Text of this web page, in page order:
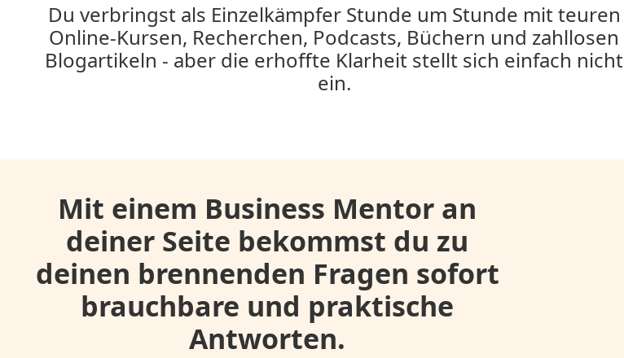
Du verbringst als Einzelkämpfer Stunde um Stunde mit teuren
Online-Kursen, Recherchen, Podcasts, Büchern und zahllosen
Blogartikeln - aber die erhoffte Klarheit stellt sich einfach nicht
ein.
Mit einem Business Mentor an
deiner Seite bekommst du zu
deinen brennenden Fragen sofort
brauchbare und praktische
Antworten.